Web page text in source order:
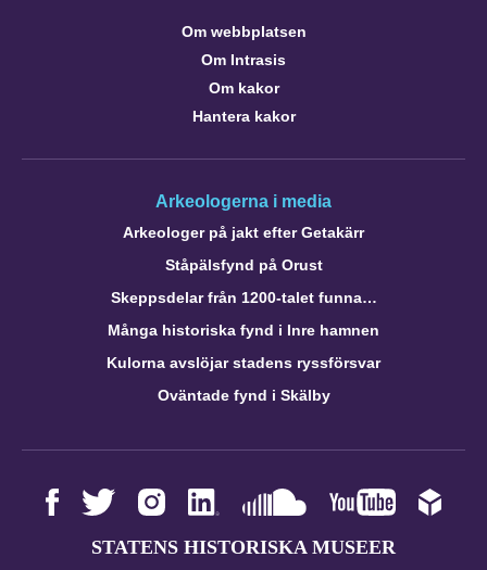
Om webbplatsen
Om Intrasis
Om kakor
Hantera kakor
Arkeologerna i media
Arkeologer på jakt efter Getakärr
Ståpälsfynd på Orust
Skeppsdelar från 1200-talet funna…
Många historiska fynd i Inre hamnen
Kulorna avslöjar stadens ryssförsvar
Oväntade fynd i Skälby
STATENS HISTORISKA MUSEER